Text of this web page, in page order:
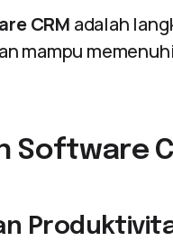
CRM adalah
mampu
Software